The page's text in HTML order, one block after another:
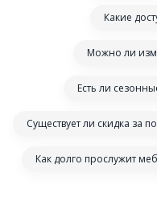
Какие
Можно ли
Есть ли
Существует ли скидка за
Как долго прослужит